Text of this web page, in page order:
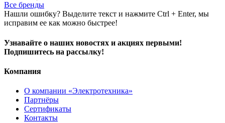
Все бренды
Нашли ошибку? Выделите текст и нажмите Ctrl + Enter, мы
исправим ее как можно быстрее!
Узнавайте о наших новостях и акциях первыми!
Подпишитесь на рассылку!
Компания
О компании «Электротехника»
Партнёры
Сертификаты
Контакты